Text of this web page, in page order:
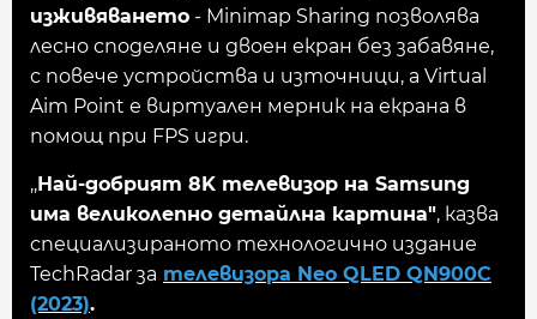
изживяването - Minimap Sharing позволява
лесно споделяне и двоен екран без забавяне,
с повече устройства и източници, а Virtual
Aim Point е виртуален мерник на екрана в
помощ при FPS игри.
,,Най-добрият 8K телевизор на Samsung
има великолепно детайлна картина", казва
специализираното технологично издание
TechRadar за телевизора Neo QLED QN900C
(2023).